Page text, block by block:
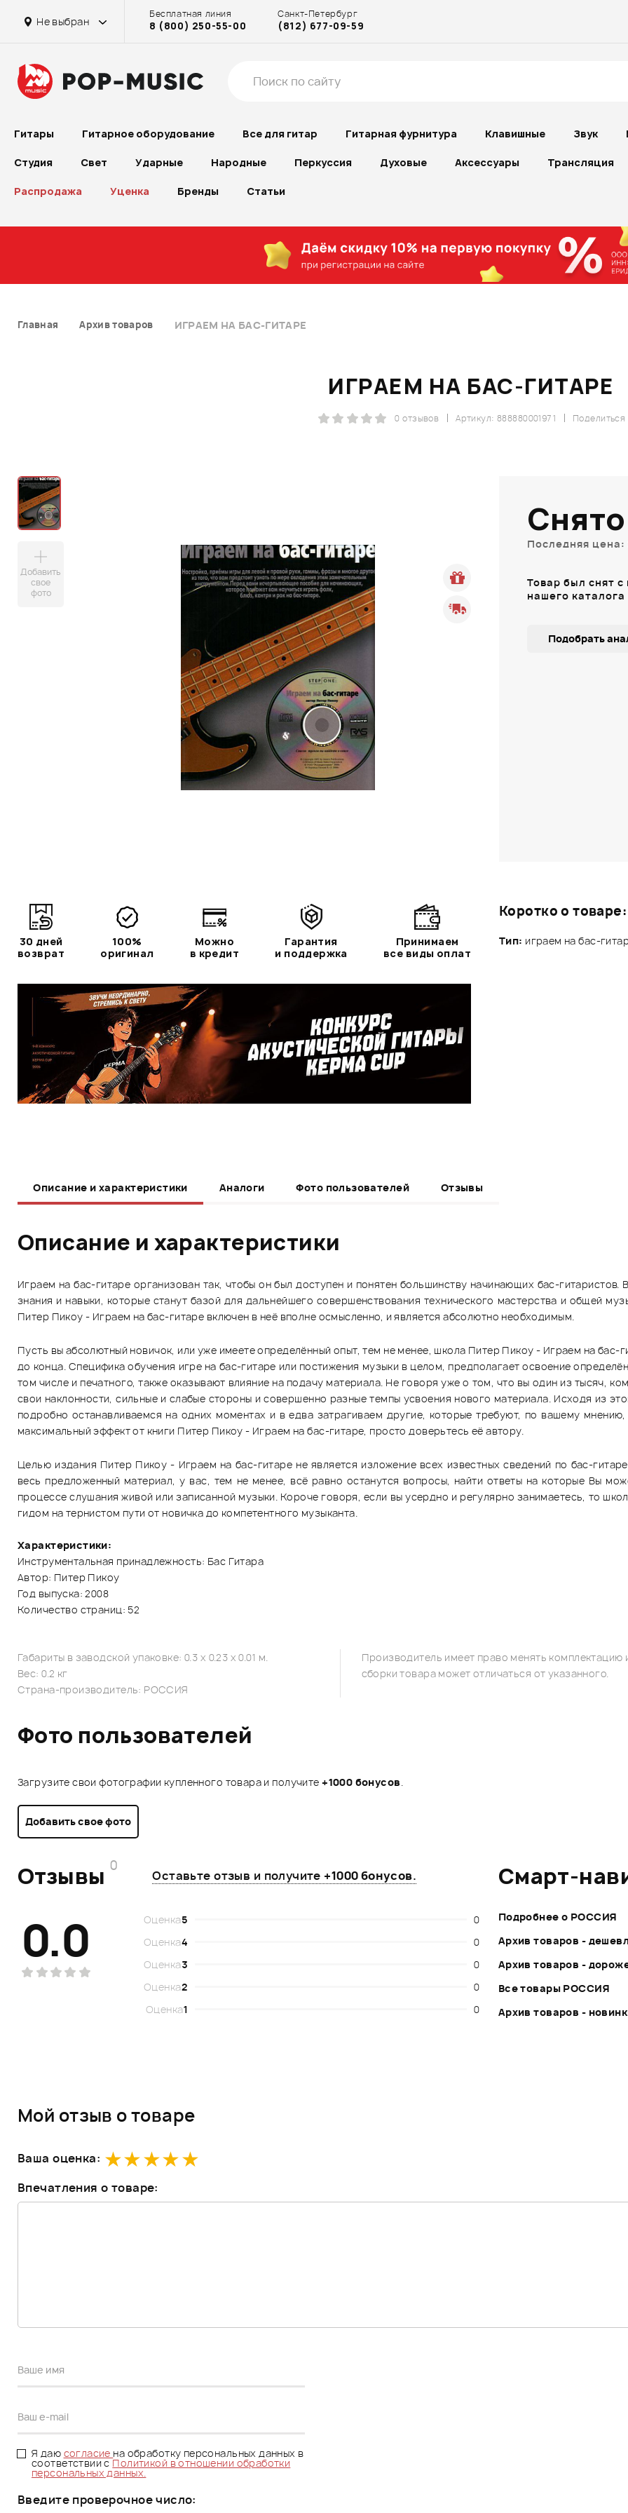
Не выбран
Бесплатная линия
8 (800) 250-55-00
Санкт-Петербург
(812) 677-09-59
Гитары Гитарное оборудование Все для гитар Гитарная фурнитура Клавишные Звук
Студия Свет Ударные Народные Перкуссия Духовые Аксессуары Трансляция
Распродажа Уценка Бренды Статьи
Главная Архив товаров ИГРАЕМ НА БАС-ГИТАРЕ
ИГРАЕМ НА БАС-ГИТАРЕ
Поделиться
Артикул: 888880001971
0 отзывов
Добавить
свое
фото
Коротко о товаре:
Тип: играем на бас-
Последняя цена:
Товар был снят
нашего каталога
Подобрать
30 дней
возврат
100%
оригинал
Можно
в кредит
Гарантия
и поддержка
Принимаем
все виды оплат
Описание и характеристики Аналоги Фото пользователей Отзывы
Описание и характеристики
Играем на бас-гитаре организован так, чтобы он был доступен и понятен большинству начинающих бас-
знания и навыки, которые станут базой для дальнейшего совершенствования технического мастерства и общей
Питер Пикоу - Играем на бас-гитаре включен в неё вполне осмысленно, и является абсолютно необходимым.
Пусть вы абсолютный новичок, или уже имеете определённый опыт, тем не менее, школа Питер Пикоу - Играем на бас-
до конца. Специфика обучения игре на бас-гитаре или постижения музыки в целом, предполагает освоение
том числе и печатного, также оказывают влияние на подачу материала. Не говоря уже о том, что вы один из тысяч,
свои наклонности, сильные и слабые стороны и совершенно разные темпы усвоения нового материала. Исходя из
подробно останавливаемся на одних моментах и в едва затрагиваем другие, которые требуют, по вашему
максимальный эффект от книги Питер Пикоу - Играем на бас-гитаре, просто доверьтесь её автору.
Целью издания Питер Пикоу - Играем на бас-гитаре не является изложение всех известных сведений по бас-
весь предложенный материал, у вас, тем не менее, всё равно останутся вопросы, найти ответы на которые Вы
процессе слушания живой или записанной музыки. Короче говоря, если вы усердно и регулярно занимаетесь, то
гидом на тернистом пути от новичка до компетентного музыканта.
Характеристики:
Инструментальная принадлежность: Бас Гитара
Автор: Питер Пикоу
Год выпуска: 2008
Количество страниц: 52
Габариты в заводской упаковке: 0.3 x 0.23 x 0.01 м.
Вес: 0.2 кг
Страна-производитель: РОССИЯ
Производитель имеет право менять
сборки товара может отличаться от указанного.
Фото пользователей
Загрузите свои фотографии купленного товара и получите+1000 бонусов.
Добавить свое фото
Отзывы 0
Оставьте отзыв и получите +1000 бонусов.
0.0 Оценка5
0
Оценка4
0
Оценка3
0
Оценка2
0
Оценка1 0
Смарт-
Подробнее о РОССИЯ
Архив товаров -
Архив товаров -
Все товары РОССИЯ
Архив товаров -
Мой отзыв о товаре
Ваша оценка:
Впечатления о товаре:
Я даю согласие на обработку персональных данных в
соответствии сПолитикой в отношении обработки
персональных данных.
Введите проверочное число: